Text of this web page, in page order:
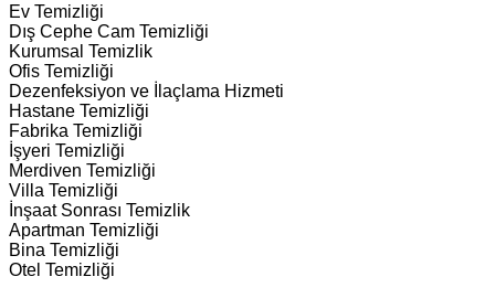
Ev Temizliği
Dış Cephe Cam Temizliği
Kurumsal Temizlik
Ofis Temizliği
Dezenfeksiyon ve İlaçlama Hizmeti
Hastane Temizliği
Fabrika Temizliği
İşyeri Temizliği
Merdiven Temizliği
Villa Temizliği
İnşaat Sonrası Temizlik
Apartman Temizliği
Bina Temizliği
Otel Temizliği